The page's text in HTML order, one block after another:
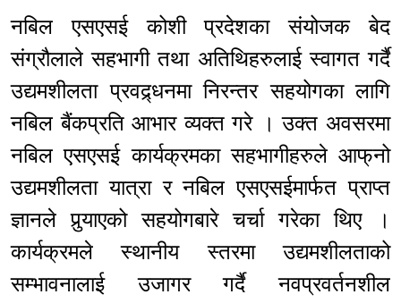
नबिल एसएसई कोशी प्रदेशका संयोजक बेद
संग्रौलाले सहभागी तथा अतिथिहरुलाई स्वागत गर्दै
उद्यमशीलता प्रवद्र्धनमा निरन्तर सहयोगका लागि
नबिल बैंकप्रति आभार व्यक्त गरे । उक्त अवसरमा
नबिल एसएसई कार्यक्रमका सहभागीहरुले आफ्‌नो
उद्यमशीलता यात्रा र नबिल एसएसईमार्फत प्राप्त
ज्ञानले पुर्‍याएको सहयोगबारे चर्चा गरेका थिए ।
कार्यक्रमले स्थानीय स्तरमा उद्यमशीलताको
सम्भावनालाई उजागर गर्दै नवप्रवर्तनशील